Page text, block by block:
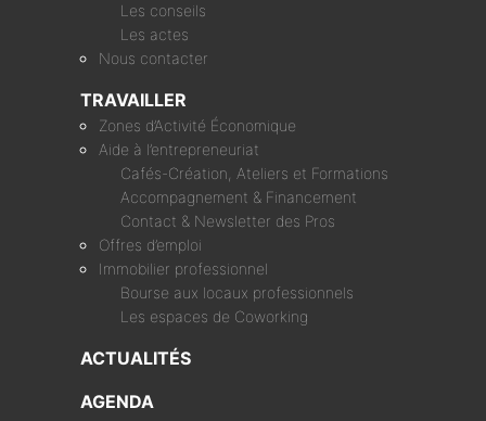
Les conseils
Les actes
Nous contacter
TRAVAILLER
Zones d’Activité Économique
Aide à l’entrepreneuriat
Cafés-Création, Ateliers et Formations
Accompagnement & Financement
Contact & Newsletter des Pros
Offres d’emploi
Immobilier professionnel
Bourse aux locaux professionnels
Les espaces de Coworking
ACTUALITÉS
AGENDA